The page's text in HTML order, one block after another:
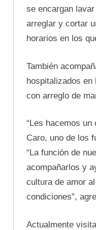
se encargan
arreglar y cortar
horarios en los
También
hospitalizados
con arreglo de
“Les hacemos un
Caro, uno de los
“La función de
acompañarlos y
cultura de amor
condiciones”,
Actualmente